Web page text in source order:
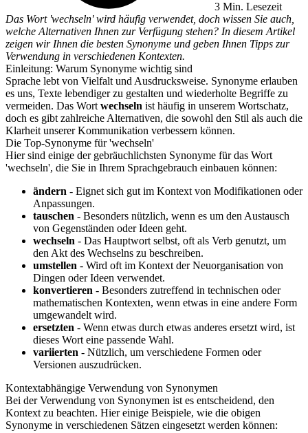
3 Min. Lesezeit
Das Wort 'wechseln' wird häufig verwendet, doch wissen Sie auch,
welche Alternativen Ihnen zur Verfügung stehen? In diesem Artikel
zeigen wir Ihnen die besten Synonyme und geben Ihnen Tipps zur
Verwendung in verschiedenen Kontexten.
Einleitung: Warum Synonyme wichtig sind
Sprache lebt von Vielfalt und Ausdrucksweise. Synonyme erlauben
es uns, Texte lebendiger zu gestalten und wiederholte Begriffe zu
vermeiden. Das Wort wechseln ist häufig in unserem Wortschatz,
doch es gibt zahlreiche Alternativen, die sowohl den Stil als auch die
Klarheit unserer Kommunikation verbessern können.
Die Top-Synonyme für 'wechseln'
Hier sind einige der gebräuchlichsten Synonyme für das Wort
'wechseln', die Sie in Ihrem Sprachgebrauch einbauen können:
ändern - Eignet sich gut im Kontext von Modifikationen oder
Anpassungen.
tauschen - Besonders nützlich, wenn es um den Austausch
von Gegenständen oder Ideen geht.
wechseln - Das Hauptwort selbst, oft als Verb genutzt, um
den Akt des Wechselns zu beschreiben.
umstellen - Wird oft im Kontext der Neuorganisation von
Dingen oder Ideen verwendet.
konvertieren - Besonders zutreffend in technischen oder
mathematischen Kontexten, wenn etwas in eine andere Form
umgewandelt wird.
ersetzten - Wenn etwas durch etwas anderes ersetzt wird, ist
dieses Wort eine passende Wahl.
variierten - Nützlich, um verschiedene Formen oder
Versionen auszudrücken.
Kontextabhängige Verwendung von Synonymen
Bei der Verwendung von Synonymen ist es entscheidend, den
Kontext zu beachten. Hier einige Beispiele, wie die obigen
Synonyme in verschiedenen Sätzen eingesetzt werden können: